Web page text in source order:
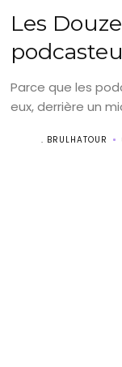
Les
Parce que les
eux, derrière un
. BRULHATOUR